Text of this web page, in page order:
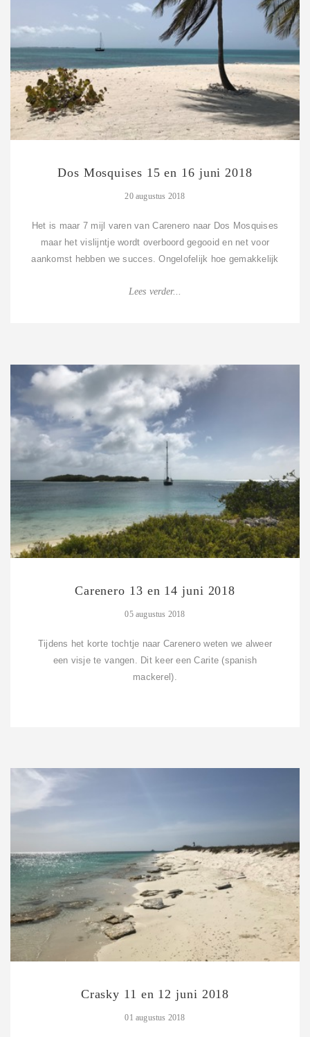
Dos Mosquises 15 en 16 juni 2018
20 augustus 2018
Het is maar 7 mijl varen van Carenero naar Dos Mosquises
maar het vislijntje wordt overboord gegooid en net voor
aankomst hebben we succes. Ongelofelijk hoe gemakkelijk
Lees verder...
Carenero 13 en 14 juni 2018
05 augustus 2018
Tijdens het korte tochtje naar Carenero weten we alweer
een visje te vangen. Dit keer een Carite (spanish
mackerel).
Crasky 11 en 12 juni 2018
01 augustus 2018